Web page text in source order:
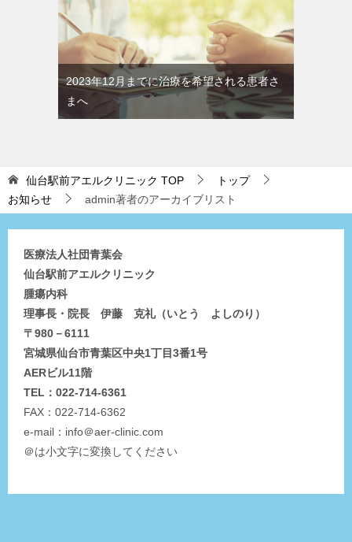
2023年12月までに治療を希望される患者さ
まへ
仙台駅前アエルクリニック TOP
トップ
お知らせ
admin著者のアーカイブリスト
医療法人社団青葉会
仙台駅前アエルクリニック
腫瘍内科
理事長・院長 伊藤 克礼（いとう よしのり）
〒980－6111
宮城県仙台市青葉区中央1丁目3番1号
AERビル11階
TEL：022-714-6361
FAX：022-714-6362
e-mail：info＠aer-clinic.com
＠は小文字に変換してください